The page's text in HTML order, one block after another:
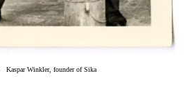
Kaspar Winkler, founder of Sika